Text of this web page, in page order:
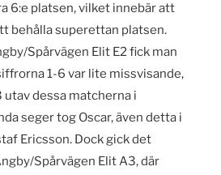
6:e platsen, vilket innebär att
behålla superettan platsen.
Spårvägen Elit E2 fick man
1-6 var lite missvisande,
dessa matcherna i
seger tog Oscar, även detta i
Ericsson. Dock gick det
Spårvägen Elit A3, där